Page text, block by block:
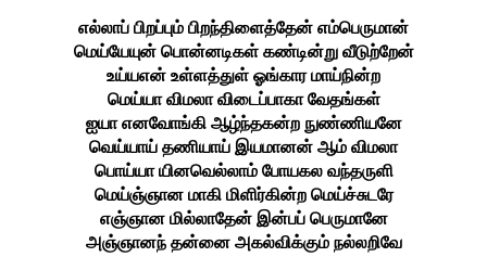
எல்லாப் பிறப்பும் பிறந்திளைத்தேன் எம்பெருமான்
மெய்யேயுன் பொன்னடிகள் கண்டின்று வீடுற்றேன்
உய்யஎன் உள்ளத்துள் ஓங்கார மாய்நின்ற
மெய்யா விமலா விடைப்பாகா வேதங்கள்
ஐயா எனவோங்கி ஆழ்ந்தகன்ற நுண்ணியனே
வெய்யாய் தணியாய் இயமானன் ஆம் விமலா
பொய்யா யினவெல்லாம் போயகல வந்தருளி
மெய்ஞ்ஞான மாகி மிளிர்கின்ற மெய்ச்சுடரே
எஞ்ஞான மில்லாதேன் இன்பப் பெருமானே
அஞ்ஞானந் தன்னை அகல்விக்கும் நல்லறிவே